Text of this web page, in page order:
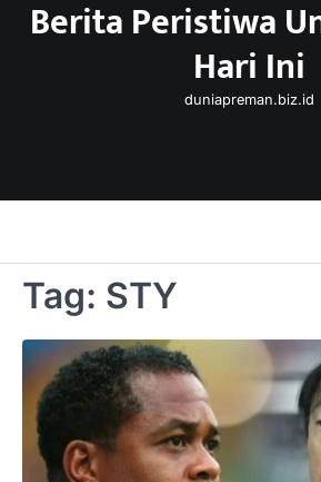
SkipBerita Peristiwa
Hari Ini
duniapreman.biz.id
Tag: STY